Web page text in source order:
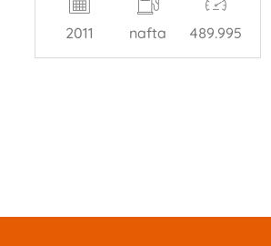
2011 nafta 489.995